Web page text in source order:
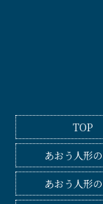
TOP
あおう人形
あおう人形